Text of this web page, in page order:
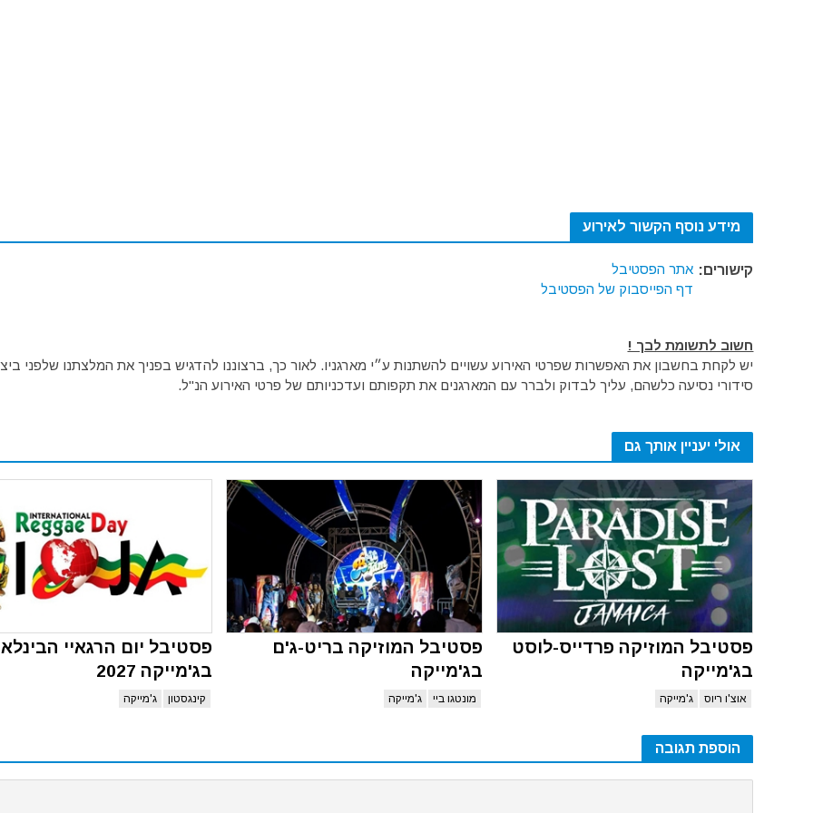
מידע נוסף הקשור לאירוע
קישורים: אתר הפסטיבל
דף הפייסבוק של הפסטיבל
חשוב לתשומת לבך !
יש לקחת בחשבון את האפשרות שפרטי האירוע עשויים להשתנות ע״י מארגניו. לאור כך, ברצוננו להדגיש בפניך את המלצתנו שלפני
סידורי נסיעה כלשהם, עליך לבדוק ולברר עם המארגנים את תקפותם ועדכניותם של פרטי האירוע הנ"ל.
אולי יעניין אותך גם
פסטיבל המוזיקה פרדייס-לוסט
בג'מייקה
אוצ'ו ריוס ג'מייקה
פסטיבל המוזיקה בריט-ג'ם
בג'מייקה
מונטגו ביי ג'מייקה
פסטיבל יום הרגאיי
בג'מייקה 2027
קינגסטון ג'מייקה
הוספת תגובה